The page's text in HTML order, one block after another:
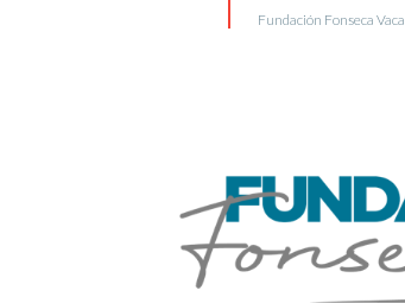
Fundación Fonseca Vaca